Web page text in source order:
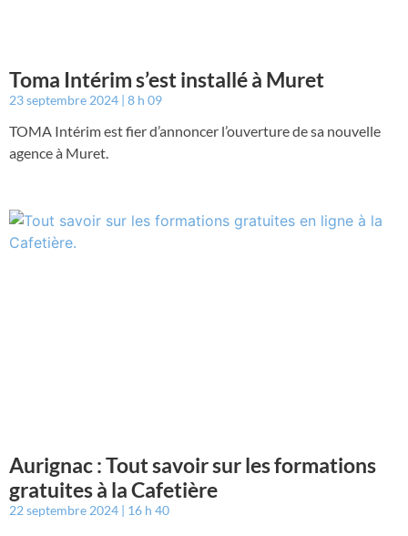
Toma Intérim s’est installé à Muret
23 septembre 2024 8 h 09
TOMA Intérim est fier d’annoncer l’ouverture de sa nouvelle
agence à Muret.
Aurignac : Tout savoir sur les formations
gratuites à la Cafetière
22 septembre 2024 16 h 40